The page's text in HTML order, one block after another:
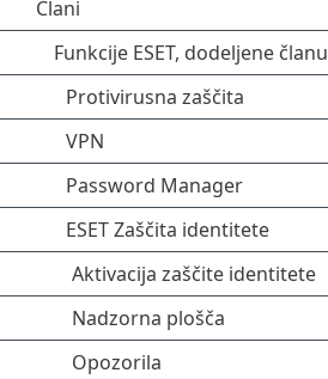
Člani
Funkcije ESET, dodeljene članu
Protivirusna zaščita
VPN
Password Manager
ESET Zaščita identitete
Aktivacija zaščite identitete
Nadzorna plošča
Opozorila